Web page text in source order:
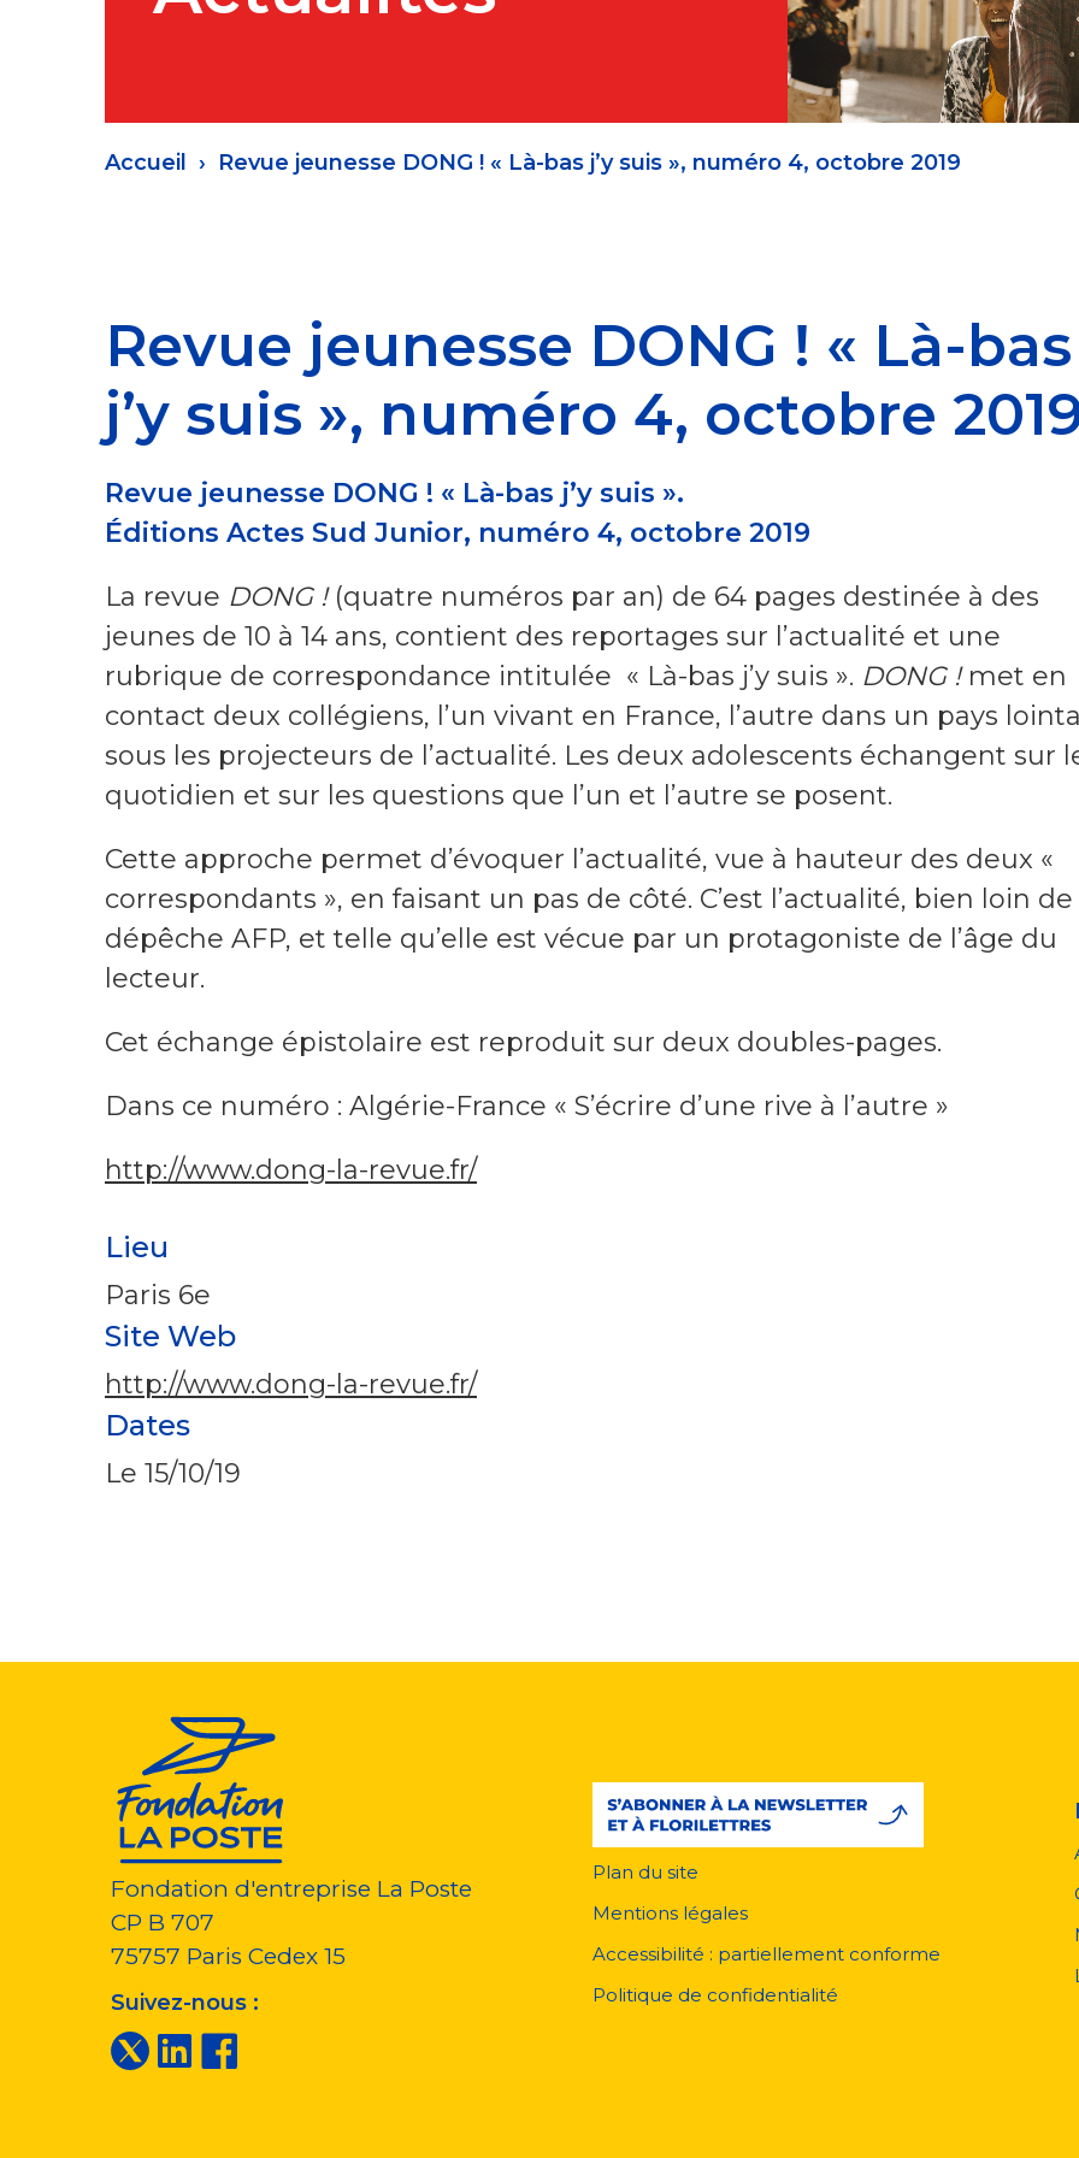
Fil
Accueil Revue jeunesse DONG ! « Là-bas j’y suis », numéro 4, octobre 2019
Revue jeunesse DONG ! « Là-bas
j’y suis », numéro 4, octobre
Revue jeunesse DONG ! « Là-bas j’y suis ».
Éditions Actes Sud Junior, numéro 4, octobre 2019
La revue DONG !(quatre numéros par an) de 64 pages destinée à des
jeunes de 10 à 14 ans, contient des reportages sur l’actualité et une
rubrique de correspondance intitulée « Là-bas j’y suis ». DONG !met en
contact deux collégiens, l’un vivant en France, l’autre dans un pays
sous les projecteurs de l’actualité. Les deux adolescents échangent sur
quotidien et sur les questions que l’un et l’autre se posent.
Cette approche permet d’évoquer l’actualité, vue à hauteur des deux «
correspondants », en faisant un pas de côté. C’est l’actualité, bien loin de
dépêche AFP, et telle qu’elle est vécue par un protagoniste de l’âge du
lecteur.
Cet échange épistolaire est reproduit sur deux doubles-pages.
Dans ce numéro : Algérie-France « S’écrire d’une rive à l’autre »
http://www.dong-la-revue.fr/
Lieu
Paris 6e
Site Web
http://www.dong-la-revue.fr/
Dates
Le 15/10/19
Fondation d'entreprise La Poste
CP B 707
75757 Paris Cedex 15
Suivez-nous :
pied
page
Plan du site
Mentions légales
Accessibilité : partiellement conforme
Politique de confidentialité